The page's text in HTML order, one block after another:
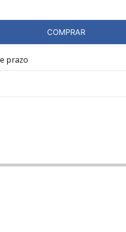
COMPRAR
prazo